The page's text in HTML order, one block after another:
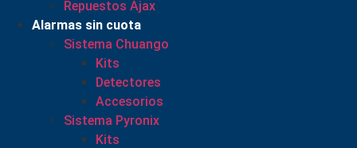
Repuestos Ajax
Alarmas sin cuota
Sistema Chuango
Kits
Detectores
Accesorios
Sistema Pyronix
Kits